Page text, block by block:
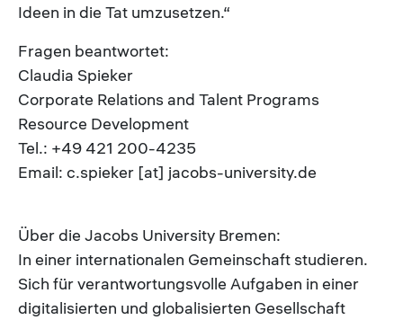
Ideen in die Tat umzusetzen.“
Fragen beantwortet:
Claudia Spieker
Corporate Relations and Talent Programs
Resource Development
Tel.: +49 421 200-4235
Email: c.spieker [at] jacobs-university.de
Über die Jacobs University Bremen:
In einer internationalen Gemeinschaft studieren.
Sich für verantwortungsvolle Aufgaben in einer
digitalisierten und globalisierten Gesellschaft